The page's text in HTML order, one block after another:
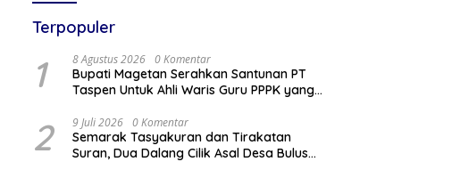
Terpopuler
1 8 Agustus 2026 0 Komentar
Bupati Magetan Serahkan Santunan PT
Taspen Untuk Ahli Waris Guru PPPK yang
2 9 Juli 2026 0 Komentar
Semarak Tasyakuran dan Tirakatan
Suran, Dua Dalang Cilik Asal Desa Bulus